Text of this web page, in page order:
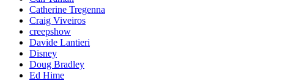
Catherine Tregenna
Craig Viveiros
creepshow
Davide Lantieri
Disney
Doug Bradley
Ed Hime